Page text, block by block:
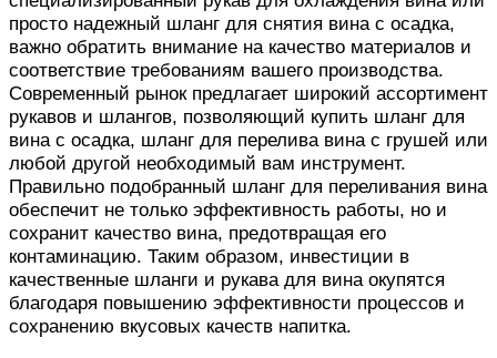
просто надежный шланг для снятия вина с осадка,
важно обратить внимание на качество материалов и
соответствие требованиям вашего производства.
Современный рынок предлагает широкий ассортимент
рукавов и шлангов, позволяющий купить шланг для
вина с осадка, шланг для перелива вина с грушей или
любой другой необходимый вам инструмент.
Правильно подобранный шланг для переливания вина
обеспечит не только эффективность работы, но и
сохранит качество вина, предотвращая его
контаминацию. Таким образом, инвестиции в
качественные шланги и рукава для вина окупятся
благодаря повышению эффективности процессов и
сохранению вкусовых качеств напитка.